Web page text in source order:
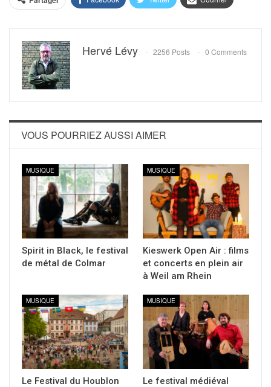
Hervé Lévy 2256 Posts 0 Comments
VOUS POURRIEZ AUSSI AIMER
MUSIQUE
Spirit in Black, le festival
de métal de Colmar
MUSIQUE
Kieswerk Open Air : films
et concerts en plein air
à Weil am Rhein
MUSIQUE
Le Festival du Houblon
MUSIQUE
Le festival médiéval